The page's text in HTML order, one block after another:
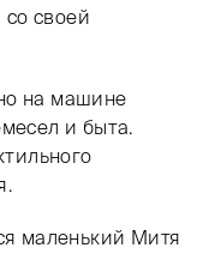
со своей
на машине
и быта.
маленький Митя